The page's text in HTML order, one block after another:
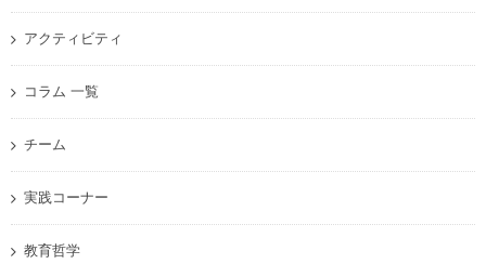
アクティビティ
コラム 一覧
チーム
実践コーナー
教育哲学